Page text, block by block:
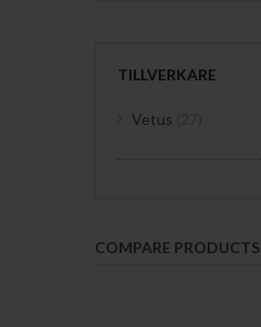
TILLVERKARE
Vetus
COMPARE PRODUCTS